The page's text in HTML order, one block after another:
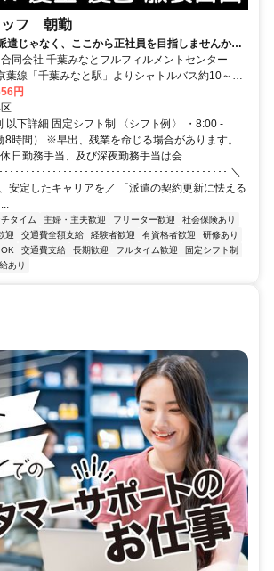
ッフ 朝勤
遣じゃなく、ここから正社員を目指しませんか？
日／安全第一の職場環境
同会社 千葉みなとフルフィルメントセンター
葉線「千葉みなと駅」よりシャトルバス約10～15
千葉駅」よりシャトルバス約20～30分 ※シャトル
車通勤可 ※車通勤可、バイク通勤不可
円
以下詳細 固定シフト制 〈シフト例〉 ・8:00 -
8時間） ※早出、残業を命じる場合があります。
日勤務手当、及び深夜勤務手当は会...
･････････････････････････････････････････ ＼
安定したキャリアを／ 「派遣の契約更新に怯える
タイム 主婦・主夫歓迎 フリーター歓迎
社会保険あり
迎 交通費全額支給 経験者歓迎 有資格者歓迎
研修あり
交通費支給 長期歓迎 フルタイム歓迎
固定シフト制
あり